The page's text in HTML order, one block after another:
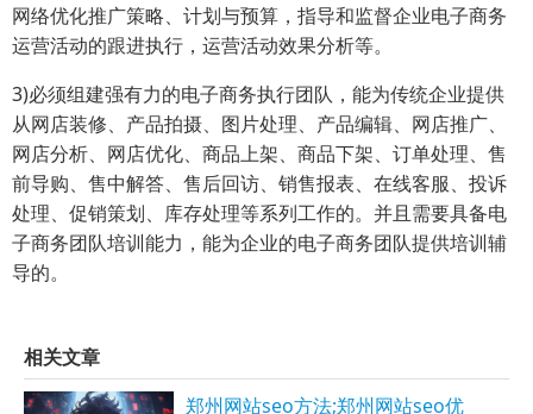
网络优化推广策略、计划与预算，指导和监督企业电子商务
运营活动的跟进执行，运营活动效果分析等。
3)必须组建强有力的电子商务执行团队，能为传统企业提供
从网店装修、产品拍摄、图片处理、产品编辑、网店推广、
网店分析、网店优化、商品上架、商品下架、订单处理、售
前导购、售中解答、售后回访、销售报表、在线客服、投诉
处理、促销策划、库存处理等系列工作的。并且需要具备电
子商务团队培训能力，能为企业的电子商务团队提供培训辅
导的。
相关文章
郑州网站seo方法;郑州网站seo优